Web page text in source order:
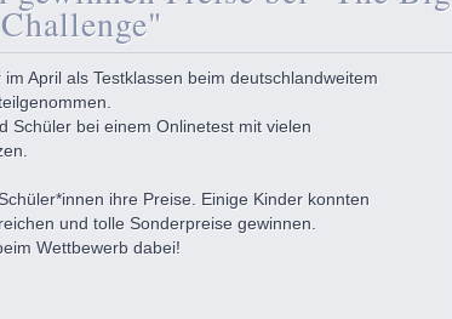
Challenge"
April als Testklassen beim deutschlandweitem
Schüler bei einem Onlinetest mit vielen
ihre Preise. Einige Kinder konnten
und tolle Sonderpreise gewinnen.
Wettbewerb dabei!